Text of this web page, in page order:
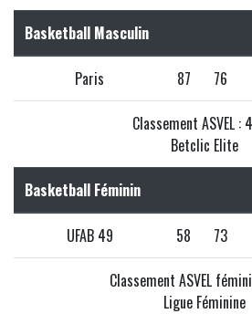
Basketball Masculin
Paris 87 76
Classement ASVEL :
Betclic Elite
Basketball Féminin
UFAB 49 58 73
Classement ASVEL
Ligue Féminine